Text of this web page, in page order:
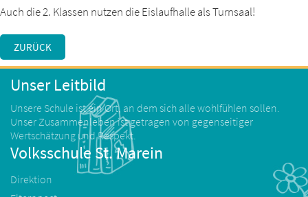
Auch die 2. Klassen nutzen die Eislaufhalle als Turnsaal!
ZURÜCK
Unser Leitbild
Unsere Schule ist ein Ort, an dem sich alle wohlfühlen sollen.
Unser Zusammenleben ist getragen von gegenseitiger
Wertschätzung und Respekt.
Volksschule St. Marein
Direktion